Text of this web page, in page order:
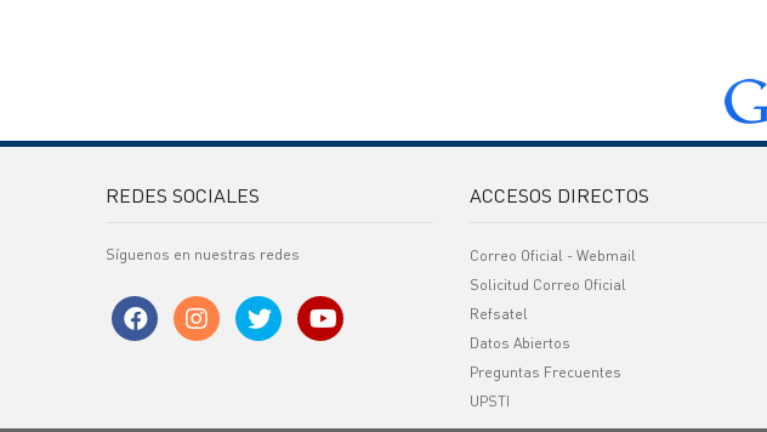
REDES SOCIALES
Síguenos en nuestras redes
ACCESOS DIRECTOS
Correo Oficial - Webmail
Solicitud Correo Oficial
Refsatel
Datos Abiertos
Preguntas Frecuentes
UPSTI